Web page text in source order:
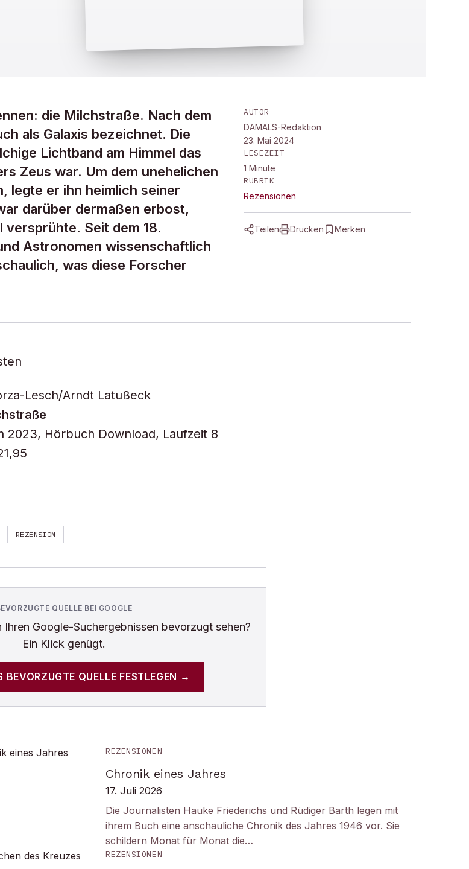
die Milchstraße. Nach dem
als Galaxis bezeichnet. Die
Lichtband am Himmel das
Zeus war. Um dem unehelichen
legte er ihn heimlich seiner
darüber dermaßen erbost,
Seit dem 18.
Astronomen wissenschaftlich
was diese Forscher
AUTOR
DAMALS-Redaktion
23. Mai 2024
LESEZEIT
1 Minute
RUBRIK
Rezensionen
Teilen Drucken Merken
Lesch/Arndt Latußeck
2023, Hörbuch Download, Laufzeit 8
REZENSION
QUELLE BEI GOOGLE
Ihren Google-Suchergebnissen bevorzugt sehen?
Ein Klick genügt.
BEVORZUGTE QUELLE FESTLEGEN →
REZENSIONEN
Chronik eines Jahres
17. Juli 2026
Die Journalisten Hauke Friederichs und Rüdiger Barth legen mit
ihrem Buch eine anschauliche Chronik des Jahres 1946 vor. Sie
schildern Monat für Monat die…
REZENSIONEN